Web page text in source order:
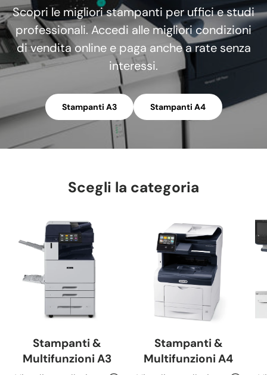
Scopri le migliori stampanti per uffici e studi
professionali. Accedi alle migliori condizioni
di vendita online e paga anche a rate senza
interessi.
Stampanti A3 Stampanti A4
Scegli la categoria
Stampanti &
Multifunzioni A3
Stampanti &
Multifunzioni A4